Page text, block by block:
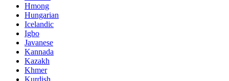
Hmong
Hungarian
Icelandic
Igbo
Javanese
Kannada
Kazakh
Khmer